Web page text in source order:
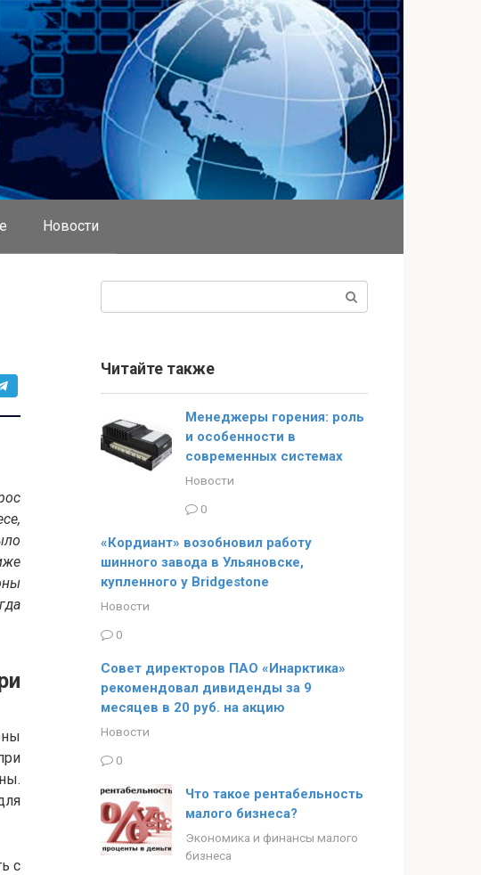
Новости
с
Читайте также
Менеджеры горения: роль
и особенности в
современных системах
Новости
0
«Кордиант» возобновил работу
шинного завода в Ульяновске,
купленного у Bridgestone
Новости
0
Совет директоров ПАО «Инарктика»
рекомендовал дивиденды за 9
месяцев в 20 руб. на акцию
Новости
0
Что такое рентабельность
малого бизнеса?
Экономика и финансы малого
бизнеса